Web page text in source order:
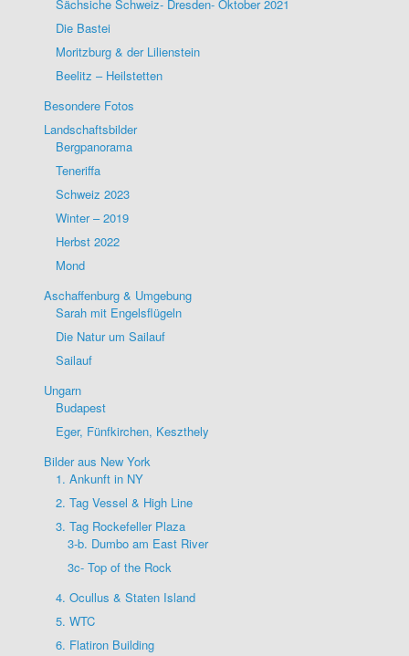
Sächsiche Schweiz- Dresden- Oktober 2021
Die Bastei
Moritzburg & der Lilienstein
Beelitz – Heilstetten
Besondere Fotos
Landschaftsbilder
Bergpanorama
Teneriffa
Schweiz 2023
Winter – 2019
Herbst 2022
Mond
Aschaffenburg & Umgebung
Sarah mit Engelsflügeln
Die Natur um Sailauf
Sailauf
Ungarn
Budapest
Eger, Fünfkirchen, Keszthely
Bilder aus New York
1. Ankunft in NY
2. Tag Vessel & High Line
3. Tag Rockefeller Plaza
3-b. Dumbo am East River
3c- Top of the Rock
4. Ocullus & Staten Island
5. WTC
6. Flatiron Building